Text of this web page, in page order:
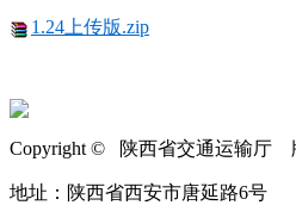
1.24上传版.zip
Copyright © 陕西省交通运输厅
地址：陕西省西安市唐延路6号